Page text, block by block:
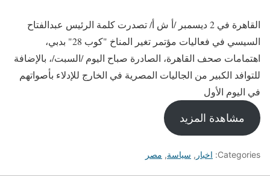
القاهرة في 2 ديسمبر /أ ش أ/ تصدرت كلمة الرئيس عبدالفتاح
السيسي في فعاليات مؤتمر تغير المناخ "كوب 28" بدبي،
اهتمامات صحف القاهرة، الصادرة صباح اليوم /السبت/، بالإضافة
للتوافد الكبير من الجاليات المصرية في الخارج للإدلاء بأصواتهم
في اليوم الأول
مشاهدة المزيد
Categories: اخبار , سياسة, مصر